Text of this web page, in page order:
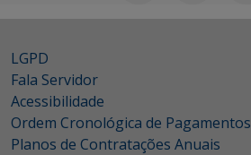
LGPD
Fala Servidor
Acessibilidade
Ordem Cronológica de Pagamentos
Planos de Contratações Anuais